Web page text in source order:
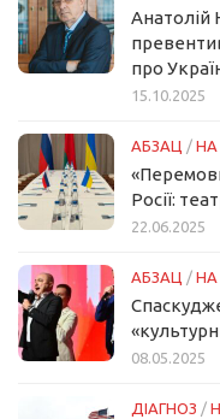
про
15.10.2025
АБЗАЦ / НА
Росії:
22.06.2025
АБЗАЦ / НА
08.05.2025
ДІАГНОЗ /